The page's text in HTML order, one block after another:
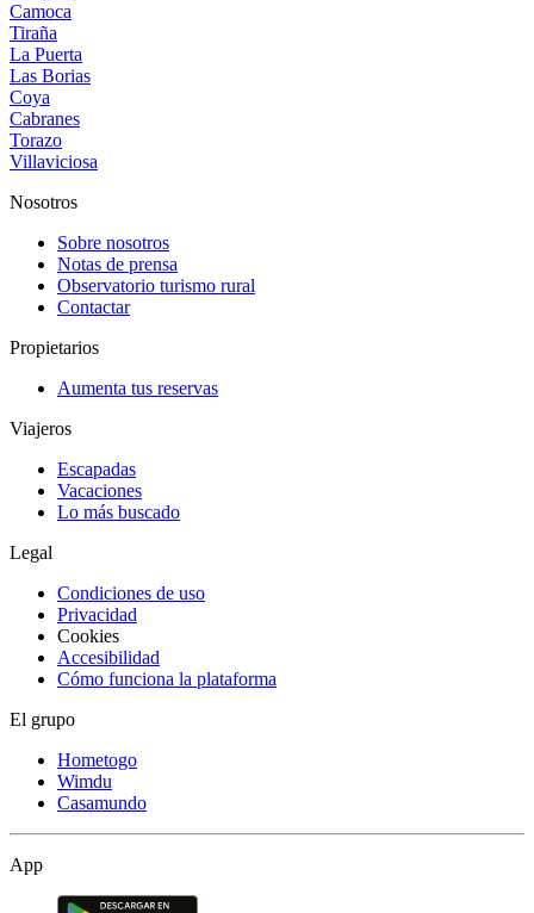
Camoca
Tiraña
La Puerta
Las Borias
Coya
Cabranes
Torazo
Villaviciosa
Nosotros
Sobre nosotros
Notas de prensa
Observatorio turismo rural
Contactar
Propietarios
Aumenta tus reservas
Viajeros
Escapadas
Vacaciones
Lo más buscado
Legal
Condiciones de uso
Privacidad
Cookies
Accesibilidad
Cómo funciona la plataforma
El grupo
Hometogo
Wimdu
Casamundo
App